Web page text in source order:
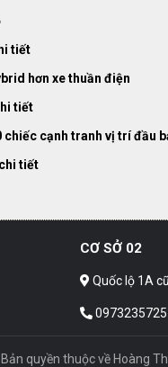
tiết
hơn xe thuần điện
tiết
cạnh tranh vị trí đầu
tiết
CƠ SỞ 02
Quốc lộ 1A
quyền thuộc về Hoàng